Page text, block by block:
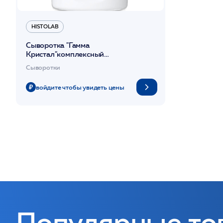
HISTOLAB
Сыворотка "Гамма
Кристал"комплексный
корректирующий уход/ Gamma
Crystal Serum 80мл /HISTOLAB*
Сыворотки
войдите чтобы увидеть цены